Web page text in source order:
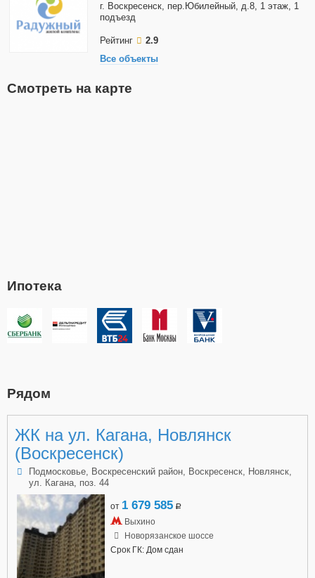
г. Воскресенск, пер.Юбилейный, д.8, 1 этаж, 1
подъезд
Рейтинг
2.9
Все объекты
Смотреть на карте
Ипотека
Рядом
ЖК на ул. Кагана, Новлянск
(Воскресенск)
Подмосковье, Воскресенский район, Воскресенск, Новлянск,
ул. Кагана, поз. 44
от 1 679 585 a
Выхино
Новорязанское шоссе
Срок ГК: Дом сдан